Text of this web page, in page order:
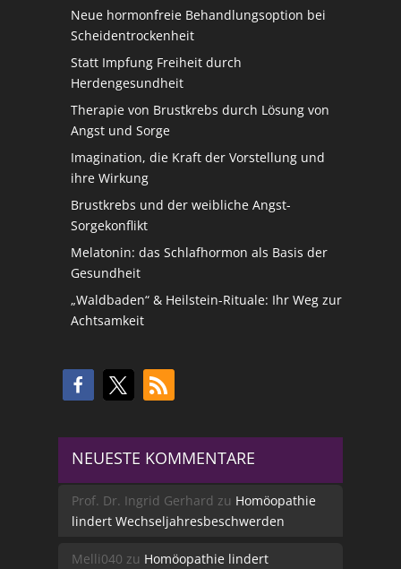
Neue hormonfreie Behandlungsoption bei
Scheidentrockenheit
Statt Impfung Freiheit durch
Herdengesundheit
Therapie von Brustkrebs durch Lösung von
Angst und Sorge
Imagination, die Kraft der Vorstellung und
ihre Wirkung
Brustkrebs und der weibliche Angst-
Sorgekonflikt
Melatonin: das Schlafhormon als Basis der
Gesundheit
„Waldbaden“ & Heilstein-Rituale: Ihr Weg zur
Achtsamkeit
NEUESTE KOMMENTARE
Prof. Dr. Ingrid Gerhard zu Homöopathie
lindert Wechseljahresbeschwerden
Melli040 zu Homöopathie lindert